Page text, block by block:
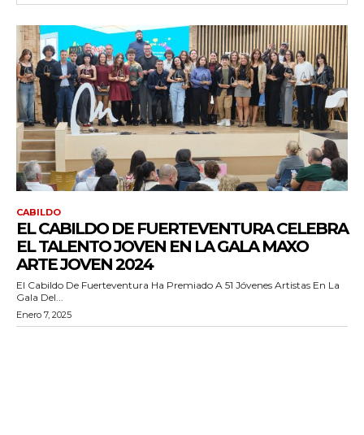
CABILDO
EL CABILDO DE FUERTEVENTURA CELEBRA
EL TALENTO JOVEN EN LA GALA MAXO
ARTE JOVEN 2024
El Cabildo De Fuerteventura Ha Premiado A 51 Jóvenes Artistas En La
Gala Del...
Enero 7, 2025